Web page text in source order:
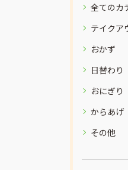
全てのカ
テイクア
おかず
日替わり
おにぎり
からあげ
その他